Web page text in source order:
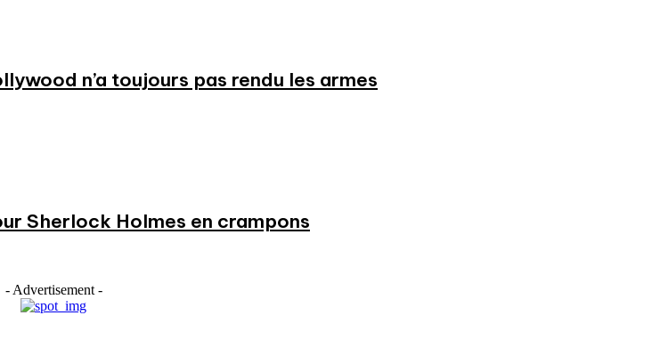
n’a toujours pas rendu les armes
Sherlock Holmes en crampons
- Advertisement -